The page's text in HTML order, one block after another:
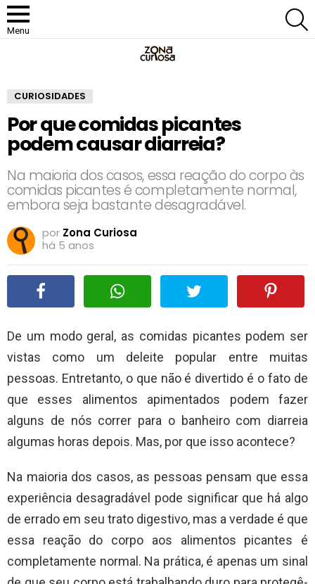
Menu
CURIOSIDADES
Por que comidas picantes
podem causar diarreia?
Na maioria dos casos, essa reação do corpo às
comidas picantes é completamente normal,
embora seja bastante desagradável.
por Zona Curiosa
há 5 anos
De um modo geral, as comidas picantes podem ser
vistas como um deleite popular entre muitas
pessoas. Entretanto, o que não é divertido é o fato de
que esses alimentos apimentados podem fazer
alguns de nós correr para o banheiro com diarreia
algumas horas depois. Mas, por que isso acontece?
Na maioria dos casos, as pessoas pensam que essa
experiência desagradável pode significar que há algo
de errado em seu trato digestivo, mas a verdade é que
essa reação do corpo aos alimentos picantes é
completamente normal. Na prática, é apenas um sinal